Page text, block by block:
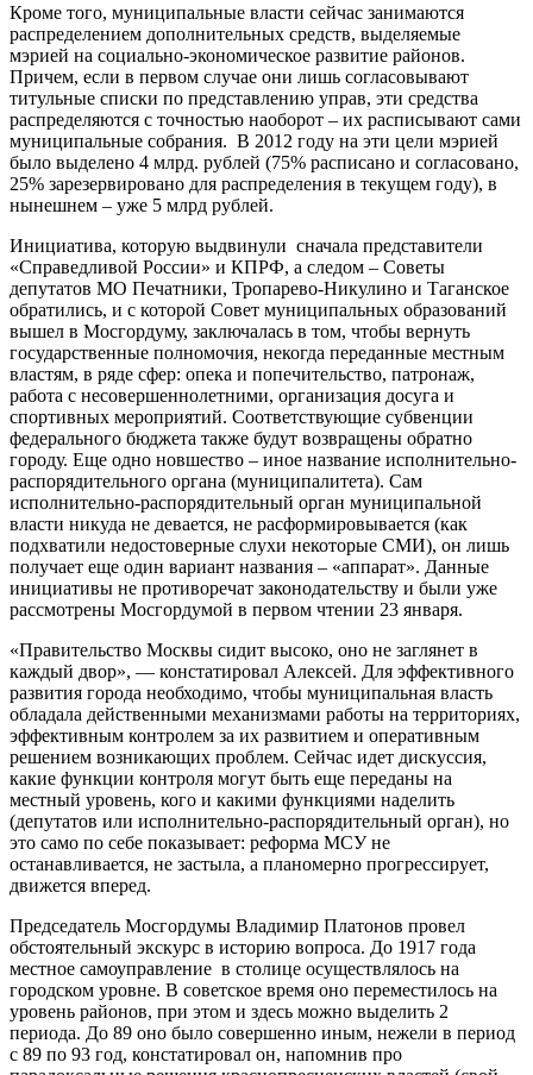
Кроме того, муниципальные власти сейчас занимаются
распределением дополнительных средств, выделяемые
мэрией на социально-экономическое развитие районов.
Причем, если в первом случае они лишь согласовывают
титульные списки по представлению управ, эти средства
распределяются с точностью наоборот – их расписывают сами
муниципальные собрания. В 2012 году на эти цели мэрией
было выделено 4 млрд. рублей (75% расписано и согласовано,
25% зарезервировано для распределения в текущем году), в
нынешнем – уже 5 млрд рублей.
Инициатива, которую выдвинули сначала представители
«Справедливой России» и КПРФ, а следом – Советы
депутатов МО Печатники, Тропарево-Никулино и Таганское
обратились, и с которой Совет муниципальных образований
вышел в Мосгордуму, заключалась в том, чтобы вернуть
государственные полномочия, некогда переданные местным
властям, в ряде сфер: опека и попечительство, патронаж,
работа с несовершеннолетними, организация досуга и
спортивных мероприятий. Соответствующие субвенции
федерального бюджета также будут возвращены обратно
городу. Еще одно новшество – иное название исполнительно-
распорядительного органа (муниципалитета). Сам
исполнительно-распорядительный орган муниципальной
власти никуда не девается, не расформировывается (как
подхватили недостоверные слухи некоторые СМИ), он лишь
получает еще один вариант названия – «аппарат». Данные
инициативы не противоречат законодательству и были уже
рассмотрены Мосгордумой в первом чтении 23 января.
«Правительство Москвы сидит высоко, оно не заглянет в
каждый двор», — констатировал Алексей. Для эффективного
развития города необходимо, чтобы муниципальная власть
обладала действенными механизмами работы на территориях,
эффективным контролем за их развитием и оперативным
решением возникающих проблем. Сейчас идет дискуссия,
какие функции контроля могут быть еще переданы на
местный уровень, кого и какими функциями наделить
(депутатов или исполнительно-распорядительный орган), но
это само по себе показывает: реформа МСУ не
останавливается, не застыла, а планомерно прогрессирует,
движется вперед.
Председатель Мосгордумы Владимир Платонов провел
обстоятельный экскурс в историю вопроса. До 1917 года
местное самоуправление в столице осуществлялось на
городском уровне. В советское время оно переместилось на
уровень районов, при этом и здесь можно выделить 2
периода. До 89 оно было совершенно иным, нежели в период
с 89 по 93 год, констатировал он, напомнив про